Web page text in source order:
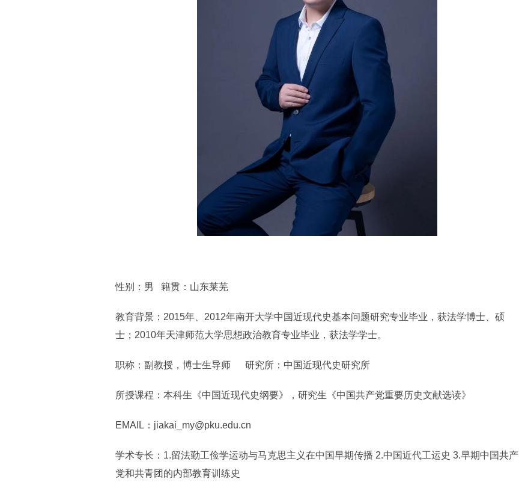
性别：男 籍贯：山东莱芜
教育背景：2015年、2012年南开大学中国近现代史基本问题研究专业毕业，获法学博士、硕
士；2010年天津师范大学思想政治教育专业毕业，获法学学士。
职称：副教授，博士生导师 研究所：中国近现代史研究所
所授课程：本科生《中国近现代史纲要》，研究生《中国共产党重要历史文献选读》
EMAIL：jiakai_my@pku.edu.cn
学术专长：1.留法勤工俭学运动与马克思主义在中国早期传播 2.中国近代工运史 3.早期中国共产
党和共青团的内部教育训练史